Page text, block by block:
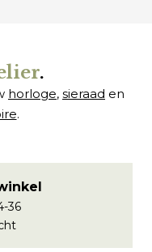
.
horloge, sieraad en
.
36